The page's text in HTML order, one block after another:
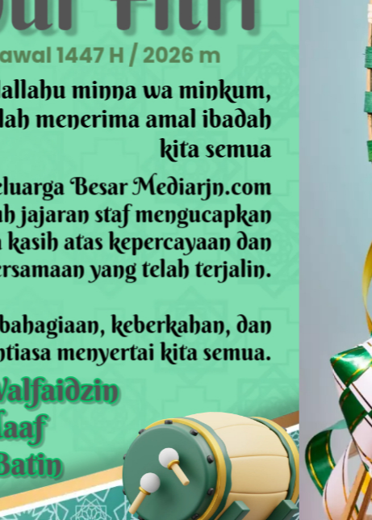
FA, Tekankan Transparansi dan Independensi
Pilkades Jejalen Jaya, Serukan Pemilu Damai